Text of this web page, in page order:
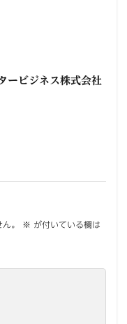
ービジネス株式会社
。 ※ が付いている欄は